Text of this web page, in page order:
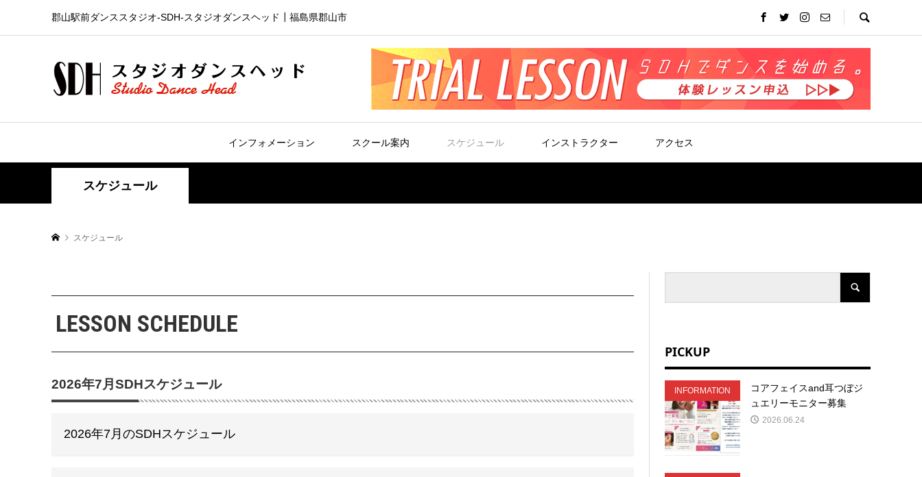
郡山駅前ダンススタジオ-SDH‐スタジオダンスヘッド┃福島県郡山市
インフォメーション スクール案内 スケジュール インストラクター アクセス
スケジュール
スケジュール
LESSON SCHEDULE
2026年7月SDHスケジュール
2026年7月のSDHスケジュール
PICKUP
INFORMATION
コアフェイスand耳つぼジ
ュエリーモニター募集
2026.06.24